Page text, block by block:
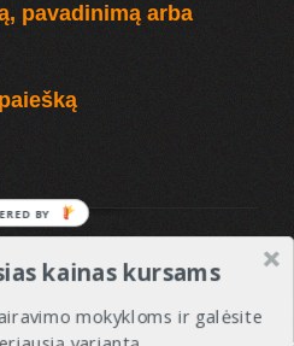
pavadinimą arba
kainas kursams
mokykloms ir galėsite
BY